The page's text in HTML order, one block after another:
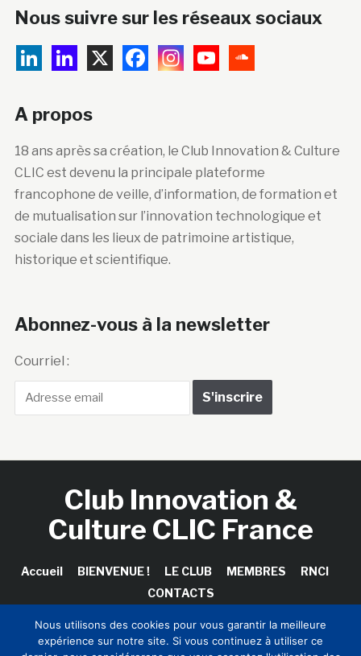
Nous suivre sur les réseaux sociaux
A propos
18 ans après sa création, le Club Innovation & Culture
CLIC est devenu la principale plateforme
francophone de veille, d’information, de formation et
de mutualisation sur l’innovation technologique et
sociale dans les lieux de patrimoine artistique,
historique et scientifique.
Abonnez-vous à la newsletter
Courriel :
Club Innovation &
Culture CLIC France
Accueil BIENVENUE ! LE CLUB MEMBRES
RNCI
CONTACTS
Nous utilisons des cookies pour vous garantir la meilleure
expérience sur notre site. Si vous continuez à utiliser ce